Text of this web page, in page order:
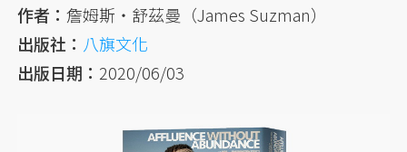
作者：詹姆斯‧舒茲曼（James Suzman）
出版社： 八旗文化
出版日期： 2020/06/03